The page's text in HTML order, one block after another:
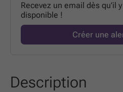
Recevez un email dès qu’il
disponible !
Créer une
Description